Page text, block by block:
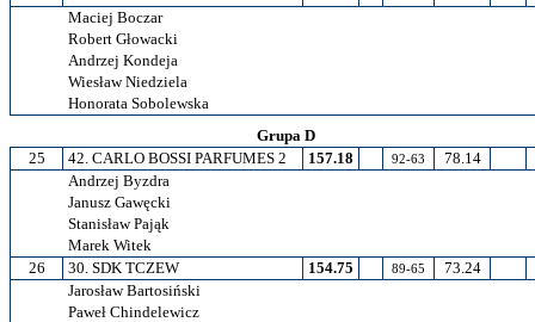
Maciej Boczar
Robert Głowacki
Andrzej Kondeja
Wiesław Niedziela
Honorata Sobolewska
Grupa D
25
42. CARLO BOSSI PARFUMES 2 157.18 92-63
78.14
Andrzej Byzdra
Janusz Gawęcki
Stanisław Pająk
Marek Witek
26
30. SDK TCZEW 154.75 89-65
73.24
Jarosław Bartosiński
Paweł Chindelewicz